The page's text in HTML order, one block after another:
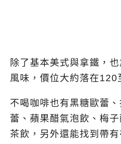
除了基本美式與拿鐵，
風味，價位大約落在120
不喝咖啡也有黑糖歐蕾
蕾、蘋果醋氣泡飲、梅
茶飲，另外還能找到帶